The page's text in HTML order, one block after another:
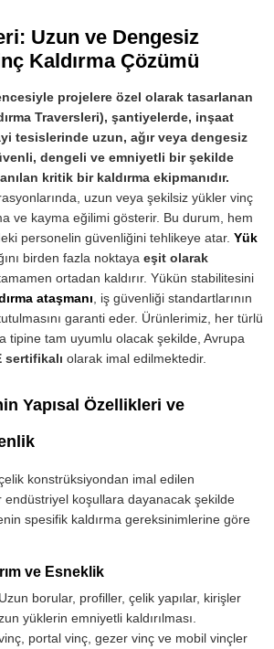
Uzun ve Dengesiz
Kaldırma Çözümü
projelere özel olarak tasarlanan
Traversleri), şantiyelerde, inşaat
tesislerinde uzun, ağır veya dengesiz
dengeli ve emniyetli bir şekilde
kritik bir kaldırma ekipmanıdır.
uzun veya şekilsiz yükler vinç
ve kayma eğilimi gösterir. Bu durum, hem
personelin güvenliğini tehlikeye atar. Yük
birden fazla noktaya eşit olarak
ortadan kaldırır. Yükün stabilitesini
ataşmanı , iş güvenliği standartlarının
garanti eder. Ürünlerimiz, her türlü
tipine tam uyumlu olacak şekilde, Avrupa
sertifikalı olarak imal edilmektedir.
Yapısal Özellikleri ve
konstrüksiyondan imal edilen
endüstriyel koşullara dayanacak şekilde
spesifik kaldırma gereksinimlerine göre
ve Esneklik
Uzun borular, profiller, çelik yapılar, kirişler
yüklerin emniyetli kaldırılması.
portal vinç, gezer vinç ve mobil vinçler